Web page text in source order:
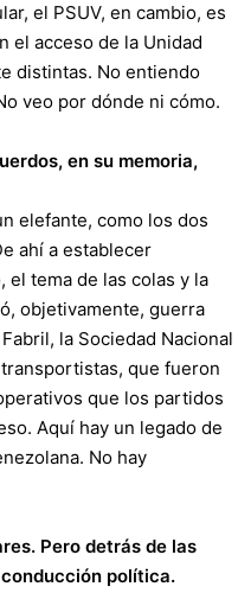
el PSUV, en cambio, es
el acceso de la Unidad
distintas. No entiendo
veo por dónde ni cómo.
en su memoria,
elefante, como los dos
ahí a establecer
el tema de las colas y la
objetivamente, guerra
la Sociedad Nacional
que fueron
que los partidos
Aquí hay un legado de
No hay
Pero detrás de las
política.